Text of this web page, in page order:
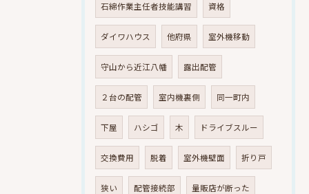
石綿作業主任者技能講習 資格
ダイワハウス 他府県 室外機移動
守山から近江八幡 露出配管
２台の配管 室内機裏側 同一町内
下屋 ハシゴ 木 ドライブスルー
交換費用 脱着 室外機壁面 折り戸
狭い 配管接続部 量販店が断った